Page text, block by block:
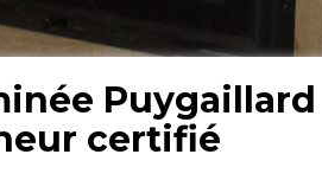
Puygaillard
certifié